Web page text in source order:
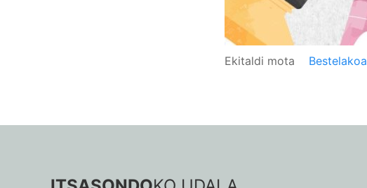
Ekitaldi mota Bestelakoa